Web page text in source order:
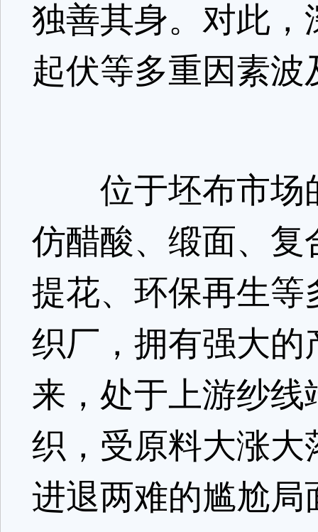
独善其身。对此
起伏等多重因素
位于坯布市场
仿醋酸、缎面、
提花、环保再生
织厂，拥有强大
来，处于上游纱
织，受原料大涨
进退两难的尴尬局